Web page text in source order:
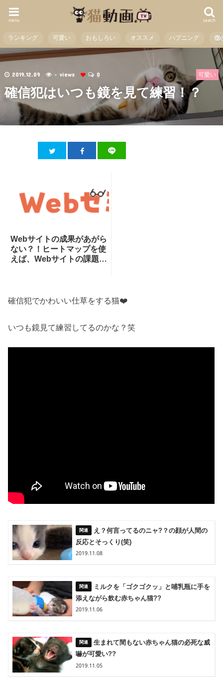
search
menu
ランキング 可愛い おもしろい オススメ ハプニング 癒
可愛い
2019.12.09 - views 0
確信犯はいつも鏡を見て練習！？
Webサイトの成果があがら
ない？！ヒートマップを使
えば、Webサイトの課題が
確信犯でかわいい仕草をする猫❤️
いつも鏡見て練習してるのかな？笑
え？何言ってるのニャ?？の顔が人間の
反応とそっくり(笑)
2019.11.08
ミルクを「ゴクゴクッ」と哺乳瓶に手を
添えながら飲む赤ちゃん猫??
2019.11.06
生まれて間もない赤ちゃん猫の必死な威
嚇が可愛い??
2019.11.05